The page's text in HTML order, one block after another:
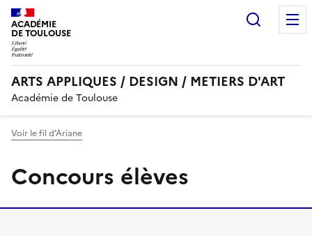
ACADÉMIE
DE TOULOUSE
ARTS APPLIQUES / DESIGN / METIERS D'ART
Académie de Toulouse
Voir le fil d’Ariane
Concours élèves